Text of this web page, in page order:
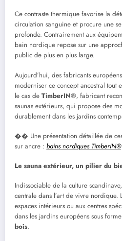
Ce contraste thermique favorise la
circulation sanguine et procure une
profonde. Contrairement aux
bain nordique repose sur une
public de plus en plus large.
Aujourd’hui, des fabricants
moderniser ce concept ancestral tout
le cas de TimberIN®, fabricant
saunas extérieurs, qui propose des
durablement dans les jardins
�� Une présentation détaillée de
sur ancre : bains nordiques TimberIN®
Le sauna extérieur, un pilier du
Indissociable de la culture
centrale dans l’art de vivre nordique.
espaces intérieurs ou aux centres
dans les jardins européens sous
bois.